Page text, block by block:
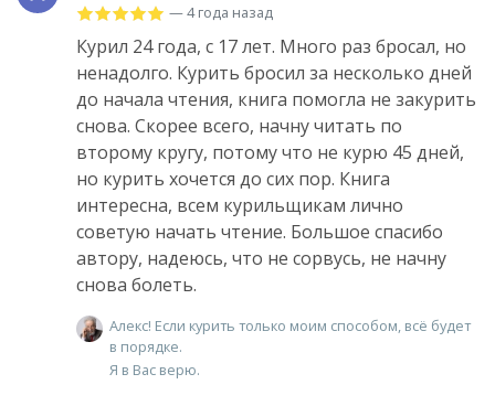
— 4 года назад
Курил 24 года, с 17 лет. Много раз бросал, но
ненадолго. Курить бросил за несколько дней
до начала чтения, книга помогла не закурить
снова. Скорее всего, начну читать по
второму кругу, потому что не курю 45 дней,
но курить хочется до сих пор. Книга
интересна, всем курильщикам лично
советую начать чтение. Большое спасибо
автору, надеюсь, что не сорвусь, не начну
снова болеть.
Алекс! Если курить только моим способом, всё будет
в порядке.
Я в Вас верю.